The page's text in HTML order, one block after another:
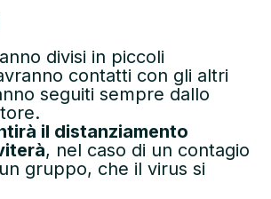
divisi in piccoli
contatti con gli altri
seguiti sempre dallo
il distanziamento
, nel caso di un contagio
gruppo, che il virus si